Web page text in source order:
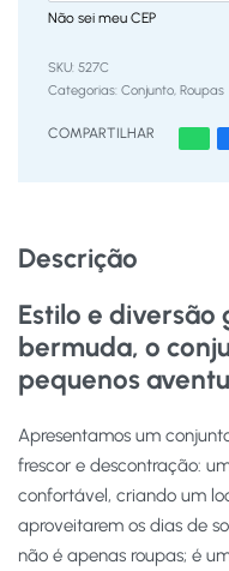
Não sei meu CEP
527C
Categorias: Conjunto, Roupas
COMPARTILHAR
Descrição
Estilo e
bermuda, o
pequenos
Apresentamos um
frescor e descontração:
confortável, criando um
aproveitarem os dias de
não é apenas roupas; é